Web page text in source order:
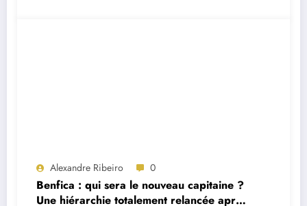
Alexandre Ribeiro 0
Benfica : qui sera le nouveau capitaine ?
Une hiérarchie totalement relancée après